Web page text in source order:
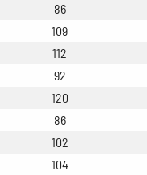
86
109
112
92
120
86
102
104